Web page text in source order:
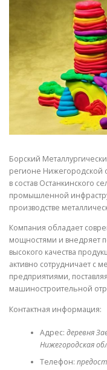
СВОЙСТВА
Борский
регионе Нижегородской
в состав Останкинского
промышленной
производстве
Компания обладает
мощностями и внедряет
высокого качества
активно сотрудничает с
предприятиями,
машиностроительной
Контактная информация:
Адрес: деревня
Нижегородская
Телефон: